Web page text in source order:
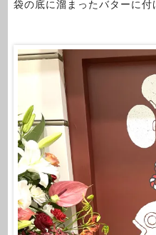
袋の底に溜まったバターに付